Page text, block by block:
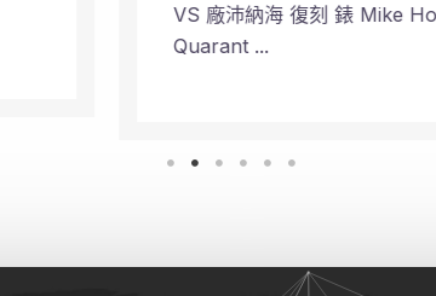
VS 廠沛納海 復刻 錶 Mike Horn